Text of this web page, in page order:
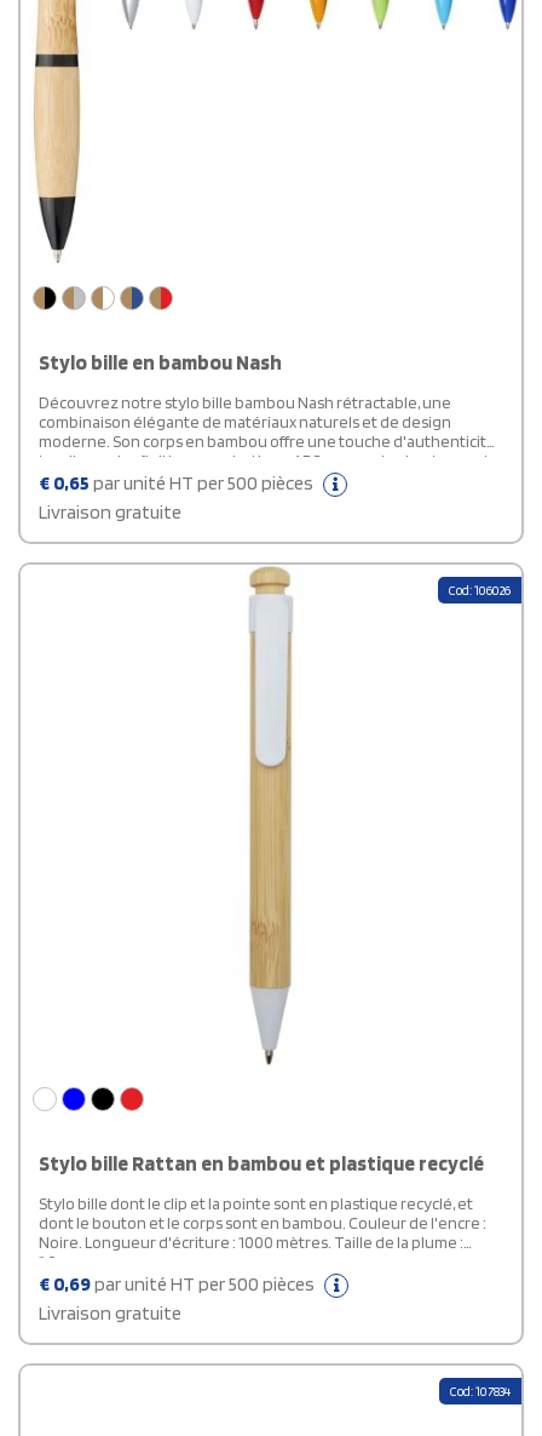
Stylo bille en bambou Nash
Découvrez notre stylo bille bambou Nash rétractable, une
combinaison élégante de matériaux naturels et de design
moderne. Son corps en bambou offre une touche d'authenticité,
tandis que les finitions en plastique ABS assurent robustesse et
durabilité. Rehaussé par une agrafe chromée, ce stylo allie
élégance et fonctionnalité. À noter que la couleur du bambou
peut varier, ajoutant ainsi une touche unique à chaque pièce.
Faites confiance à la marque Bullet pour des produits de qualité
€ 0,65 par unité HT per 500 pièces
Livraison gratuite
Cod: 106026
Stylo bille Rattan en bambou et plastique recyclé
Stylo bille dont le clip et la pointe sont en plastique recyclé, et
dont le bouton et le corps sont en bambou. Couleur de l'encre :
Noire. Longueur d'écriture : 1000 mètres. Taille de la plume :
1,0 mm.
€ 0,69par unité HT per 500 pièces
Livraison gratuite
Cod: 107834